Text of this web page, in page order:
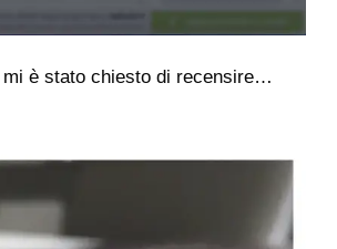
è stato chiesto di recensire…